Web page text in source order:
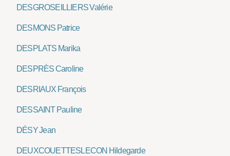
DESGROSEILLIERS Valérie
DESMONS Patrice
DESPLATS Marika
DESPRÈS Caroline
DESRIAUX François
DESSAINT Pauline
DÉSY Jean
DEUXCOUETTESLECON Hildegarde